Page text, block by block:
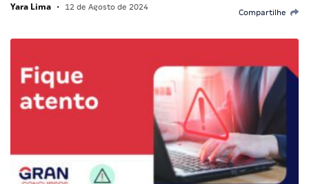
Yara Lima • 12 de Agosto de 2024
Compartilhe